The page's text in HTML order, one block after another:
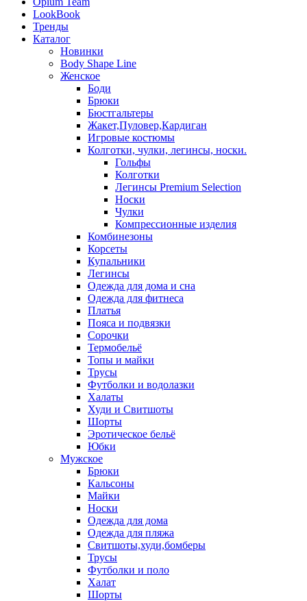
LookBook
Тренды
Каталог
Новинки
Body Shape Line
Женское
Боди
Брюки
Бюстгальтеры
Жакет,Пуловер,Кардиган
Игровые костюмы
Колготки, чулки, легинсы, носки.
Гольфы
Колготки
Легинсы Premium Selection
Носки
Чулки
Компрессионные изделия
Комбинезоны
Корсеты
Купальники
Легинсы
Одежда для дома и сна
Одежда для фитнеса
Платья
Пояса и подвязки
Сорочки
Термобельё
Топы и майки
Трусы
Футболки и водолазки
Халаты
Худи и Свитшоты
Шорты
Эротическое бельё
Юбки
Мужское
Брюки
Кальсоны
Майки
Носки
Одежда для дома
Одежда для пляжа
Свитшоты,худи,бомберы
Трусы
Футболки и поло
Халат
Шорты